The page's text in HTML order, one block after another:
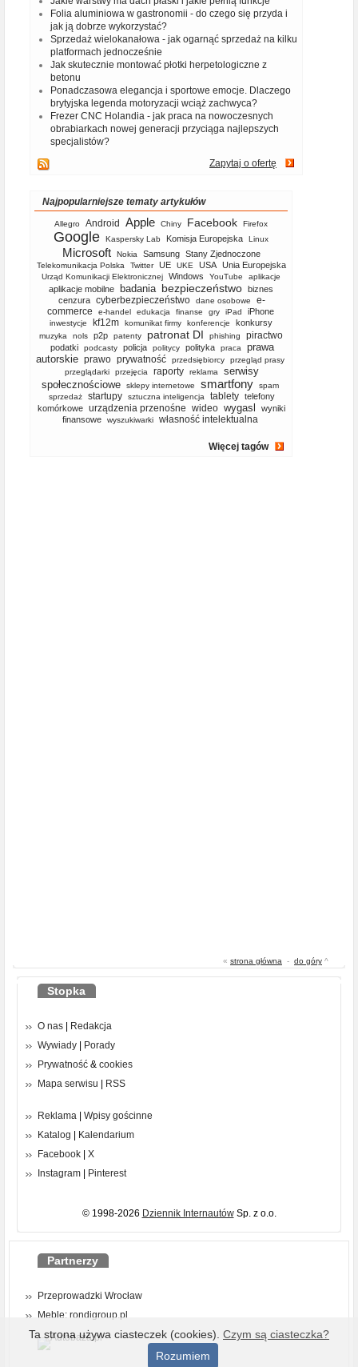
Folia aluminiowa w gastronomii - do czego się przyda i
jak ją dobrze wykorzystać?
Sprzedaż wielokanałowa - jak ogarnąć sprzedaż na kilku
platformach jednocześnie
Jak skutecznie montować płotki herpetologiczne z
betonu
Ponadczasowa elegancja i sportowe emocje. Dlaczego
brytyjska legenda motoryzacji wciąż zachwyca?
Frezer CNC Holandia - jak praca na nowoczesnych
obrabiarkach nowej generacji przyciąga najlepszych
specjalistów?
Zapytaj o ofertę
Najpopularniejsze tematy artykułów
Allegro Android Apple Chiny Facebook Firefox
Google Kaspersky Lab Komisja Europejska Linux
Microsoft Nokia Samsung Stany Zjednoczone
Telekomunikacja Polska Twitter UE UKE USA Unia Europejska
Urząd Komunikacji Elektronicznej Windows YouTube aplikacje
aplikacje mobilne badania bezpieczeństwo biznes
cenzura cyberbezpieczeństwo dane osobowe
e-
commerce
e-handel edukacja finanse gry iPad iPhone
inwestycje kf12m komunikat firmy konferencje konkursy
muzyka nols p2p patenty patronat DI phishing piractwo
podatki podcasty policja politycy polityka praca
prawa
autorskie prawo prywatność przedsiębiorcy
przegląd prasy
przeglądarki
przejęcia raporty reklama
serwisy
społecznościowe
sklepy internetowe smartfony
spam
sprzedaż
startupy sztuczna inteligencja tablety telefony
komórkowe
urządzenia przenośne wideo wygasl
wyniki
finansowe
wyszukiwarki własność intelektualna
Więcej tagów
« strona główna - do góry ^
Stopka
O nas
Redakcja
Wywiady
Porady
Prywatność & cookies
Mapa serwisu
RSS
Reklama
Wpisy gościnne
Katalog
Kalendarium
Facebook
X
Instagram
Pinterest
© 1998-2026 Dziennik InternautówSp. z o.o.
Partnerzy
Przeprowadzki Wrocław
Meble: rondigroup.pl
Ta strona używa ciasteczek (cookies). Czym są ciasteczka?
Rozumiem